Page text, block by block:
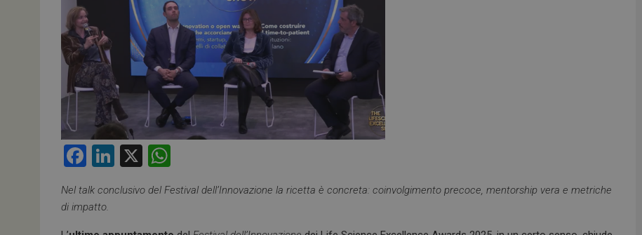
F
ce
Li
ke
X
at
Nel talk conclusivo del Festival dell’Innovazione la ricetta è concreta: coinvolgimento precoce, mentorship vera e metriche
di impatto.